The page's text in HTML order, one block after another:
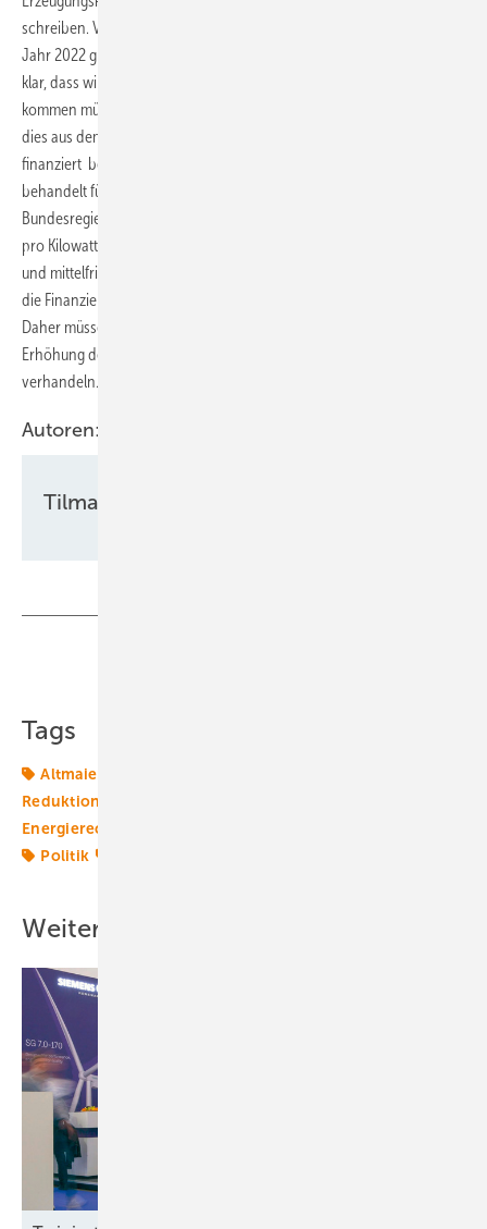
schreiben. Vor wenigen Tagen hat das Kabinett allerdings nur für das
Jahr 2022 größere Ausschreibungsvolumen festgelegt. „Für mich war
klar, dass wir zu einer deutlichen Erhöhung der Ausbauziele bis 2030
kommen müssen. Das geht aber nur, wenn wir es hinbekommen, dass
dies aus dem Bundeshaushalt und nicht aus der EEG-Umlage
finanziert bekommen, weil sonst die Menschen sich unehrlich
behandelt fühlen“, sagte Altmaier. Damit verwies er auf die von der
Bundesregierung beschlossene Zusage, die sogenannte EEG-Umlage
pro Kilowattstunde für die Stromverbraucher deutlich zu begrenzen
und mittelfristig abzuschaffen. Finanzminister Olaf Scholz habe aber
die Finanzierung nicht in die mittelfristige Planung aufnehmen wollen.
Daher müsse und könne die neue Koalition ab September in Ruhe die
Erhöhung der Ausbauziele und jährlichen Ausbauvolumen
verhandeln.
Autoren:
Tilman Weber
Tags
Altmaier
Reduktionsziele
Energierecht
Politik
Weitere Inhalte